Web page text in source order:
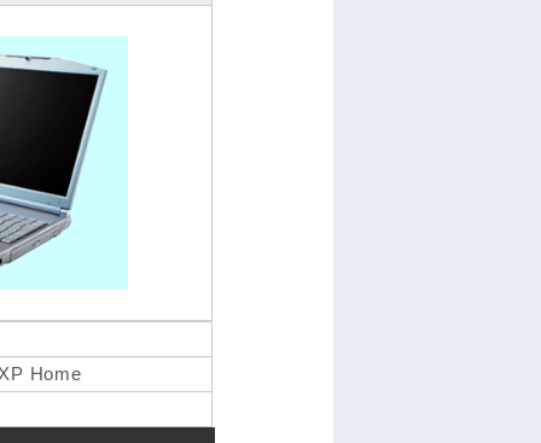
Home